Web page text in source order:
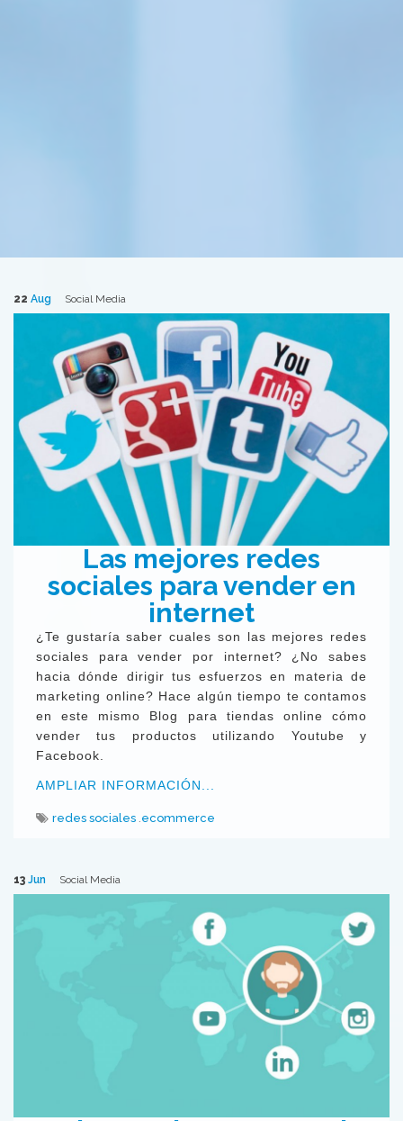
22 Aug Social Media
Las mejores redes
sociales para vender en
internet
¿Te gustaría saber cuales son las mejores redes
sociales para vender por internet? ¿No sabes
hacia dónde dirigir tus esfuerzos en materia de
marketing online? Hace algún tiempo te contamos
en este mismo Blog para tiendas online cómo
vender tus productos utilizando Youtube y
Facebook.
AMPLIAR INFORMACIÓN...
redes sociales ecommerce
13 Jun Social Media